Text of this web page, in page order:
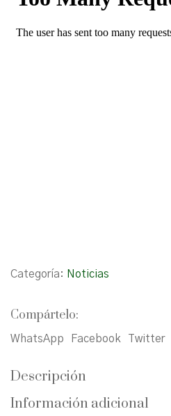
Categoría: Noticias
Compártelo:
WhatsApp Facebook Twitter
Descripción
Información adicional